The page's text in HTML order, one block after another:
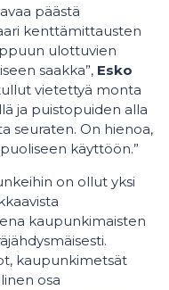
päästä
kenttämittausten
ulottuvien
saakka”, Esko
vietettyä monta
ja puistopuiden alla
seuraten. On hienoa,
käyttöön.”
on ollut yksi
kaupunkimaisten
kaupunkimetsät
osa